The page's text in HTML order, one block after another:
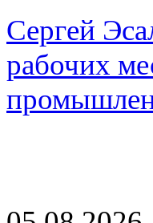
Сергей
рабочих